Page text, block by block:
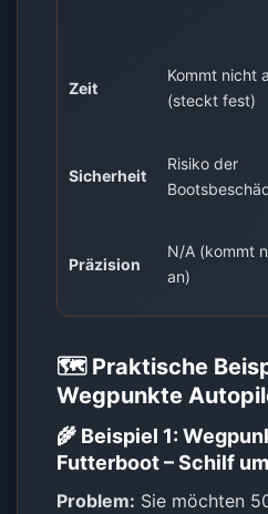
Zeit
Kommt nicht
(steckt fest)
Sicherheit
Risiko der
Präzision
N/A (kommt
an)
🗺️ Praktische
Wegpunkte
🌾 Beispiel 1:
Futterboot – Schilf
Problem: Sie möchten